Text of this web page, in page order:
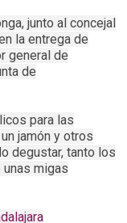
junto al concejal
la entrega de
general de
de
para las
jamón y otros
degustar, tanto los
migas